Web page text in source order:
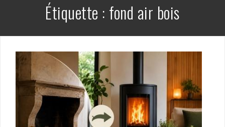
Étiquette : fond air bois